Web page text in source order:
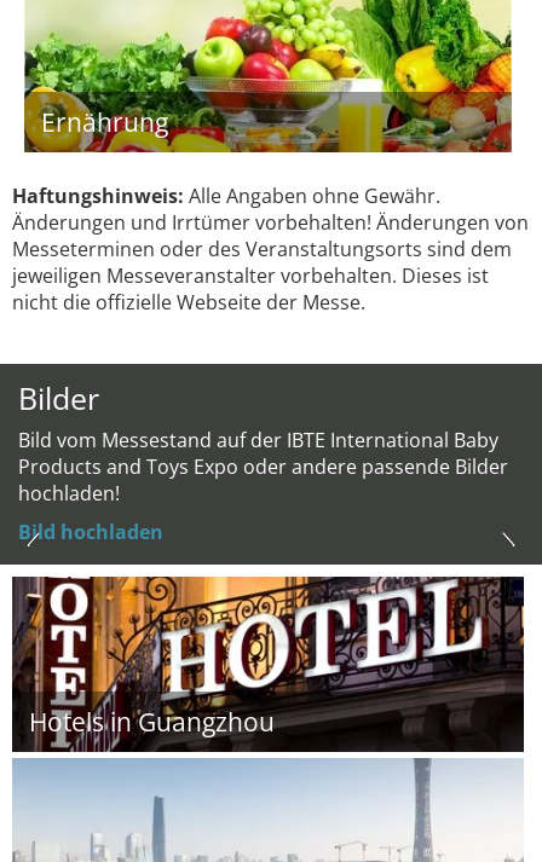
Ernährung
Haftungshinweis: Alle Angaben ohne Gewähr.
Änderungen und Irrtümer vorbehalten! Änderungen von
Messeterminen oder des Veranstaltungsorts sind dem
jeweiligen Messeveranstalter vorbehalten. Dieses ist
nicht die offizielle Webseite der Messe.
Bilder
Bild vom Messestand auf der IBTE International Baby
Products and Toys Expo oder andere passende Bilder
hochladen!
Bild hochladen
Hotels in Guangzhou